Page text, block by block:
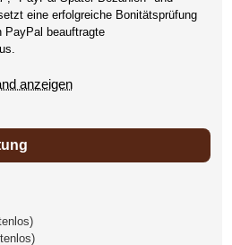
eine erfolgreiche Bonitätsprüfung
PayPal beauftragte
anzeigen